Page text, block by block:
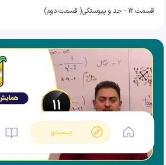
قسمت 12 - حد و پیوستگی( قسمت دوم)
جستجو